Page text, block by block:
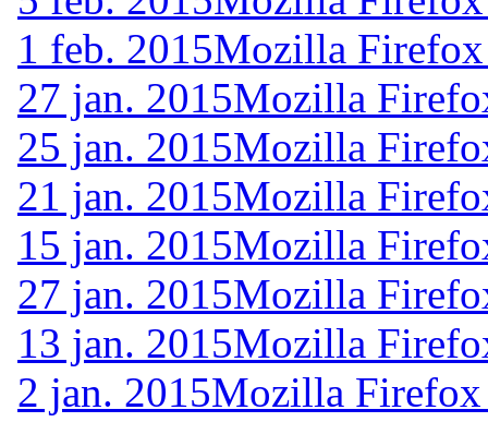
1 feb. 2015Mozilla
27 jan. 2015Mozilla
25 jan. 2015Mozilla
21 jan. 2015Mozilla
15 jan. 2015Mozilla
27 jan. 2015Mozilla
13 jan. 2015Mozilla
2 jan. 2015Mozilla Firefox